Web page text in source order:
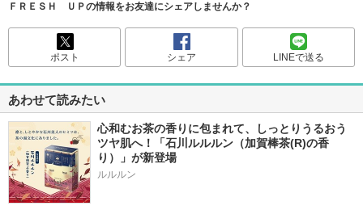
ＦＲＥＳＨ ＵＰの情報をお友達にシェアしませんか？
ポスト シェア LINEで送る
あわせて読みたい
心和むお茶の香りに包まれて、しっとりうるおう
ツヤ肌へ！「石川ルルルン（加賀棒茶(R)の香
り）」が新登場